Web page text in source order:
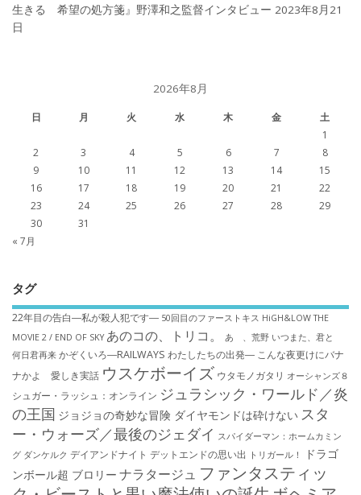
生きる 希望の処方箋』野澤和之監督インタビュー 2023年8月21
日
2026年8月
日 月 火 水 木 金
土
1
2
3 4 5 6 7
8
9
10 11 12 13 14
15
16
17 18 19 20 21
22
23
24 25 26 27 28
29
30
31
« 7月
タグ
22年目の告白―私が殺人犯です― 50回目のファーストキス HiGH&LOW THE
MOVIE 2 / END OF SKY あのコの、トリコ。 あゝ、荒野 いつまた、君と
何日君再来 かぞくいろ―RAILWAYS わたしたちの出発― こんな夜更けにバナ
ナかよ 愛しき実話 ウスケボーイズ ウタモノガタリ オーシャンズ８
シュガー・ラッシュ：オ​ンライン ジュラシック・ワールド／炎
の王国 ジョジョの奇妙な冒険 ダイヤモンドは砕けない スタ
ー・ウォーズ／最後のジェダイ スパイダーマン：ホームカミン
グ ダンケルク デイアンドナイト デットエンドの思い出 トリガール！
ドラゴ
ンボール超 ブロリー ナラタージュ ファンタスティッ